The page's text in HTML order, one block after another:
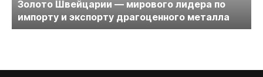
Золото Швейцарии — мирового лидера по
импорту и экспорту драгоценного металла